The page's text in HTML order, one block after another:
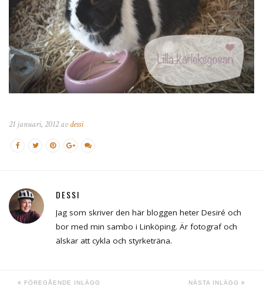
21 januari, 2012 avdessi
DESSI
Jag som skriver den här bloggen heter Desiré och
bor med min sambo i Linköping. Är fotograf och
älskar att cykla och styrketräna.
FÖREGÅENDE INLÄGG NÄSTA INLÄGG